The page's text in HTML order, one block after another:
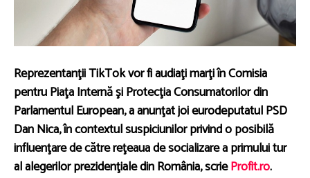
Reprezentanţii TikTok vor fi audiaţi marţi în Comisia
pentru Piaţa Internă şi Protecţia Consumatorilor din
Parlamentul European, a anunţat joi eurodeputatul PSD
Dan Nica, în contextul suspiciunilor privind o posibilă
influenţare de către reţeaua de socializare a primului tur
al alegerilor prezidenţiale din România, scrieProfit.ro.